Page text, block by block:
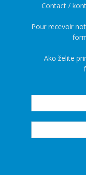
Contact /
Pour recevoir
Ako želite